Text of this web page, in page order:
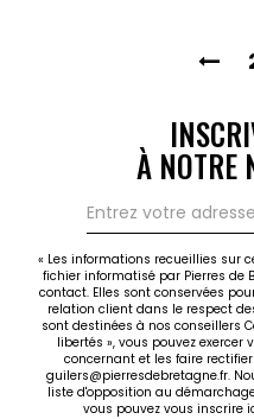
À NOTRE
« Les informations recueillies sur
fichier informatisé par Pierres de
contact. Elles sont conservées
relation client dans le respect
sont destinées à nos conseillers
libertés », vous pouvez exercer
concernant et les faire
guilers@pierresdebretagne.fr.
liste d'opposition au
vous pouvez vous inscrire